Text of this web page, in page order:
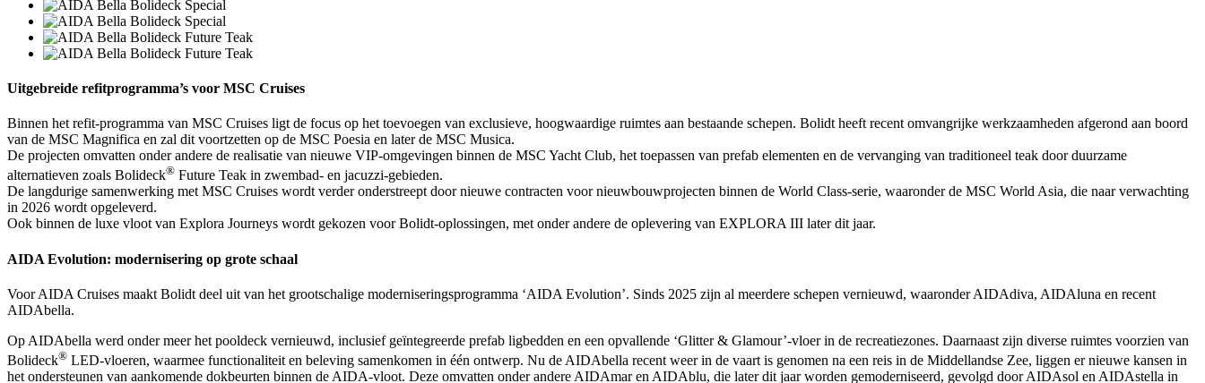
Uitgebreide refitprogramma’s voor MSC Cruises
Binnen het refit-programma van MSC Cruises ligt de focus op het toevoegen van exclusieve, hoogwaardige ruimtes aan bestaande schepen. Bolidt heeft recent omvangrijke werkzaamheden afgerond aan boord
van de MSC Magnifica en zal dit voortzetten op de MSC Poesia en later de MSC Musica.
De projecten omvatten onder andere de realisatie van nieuwe VIP-omgevingen binnen de MSC Yacht Club, het toepassen van prefab elementen en de vervanging van traditioneel teak door duurzame
alternatieven zoals Bolideck® Future Teak in zwembad- en jacuzzi-gebieden.
De langdurige samenwerking met MSC Cruises wordt verder onderstreept door nieuwe contracten voor nieuwbouwprojecten binnen de World Class-serie, waaronder de MSC World Asia, die naar verwachting
in 2026 wordt opgeleverd.
Ook binnen de luxe vloot van Explora Journeys wordt gekozen voor Bolidt-oplossingen, met onder andere de oplevering van EXPLORA III later dit jaar.
AIDA Evolution: modernisering op grote schaal
Voor AIDA Cruises maakt Bolidt deel uit van het grootschalige moderniseringsprogramma ‘AIDA Evolution’. Sinds 2025 zijn al meerdere schepen vernieuwd, waaronder AIDAdiva, AIDAluna en recent
AIDAbella.
Op AIDAbella werd onder meer het pooldeck vernieuwd, inclusief geïntegreerde prefab ligbedden en een opvallende ‘Glitter & Glamour’-vloer in de recreatiezones. Daarnaast zijn diverse ruimtes voorzien van
Bolideck® LED-vloeren, waarmee functionaliteit en beleving samenkomen in één ontwerp. Nu de AIDAbella recent weer in de vaart is genomen na een reis in de Middellandse Zee, liggen er nieuwe kansen in
het ondersteunen van aankomende dokbeurten binnen de AIDA-vloot. Deze omvatten onder andere AIDAmar en AIDAblu, die later dit jaar worden gemoderniseerd, gevolgd door AIDAsol en AIDAstella in